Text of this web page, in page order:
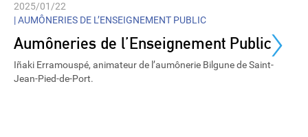
›
2025/01/22
|AUMÔNERIES DE L’ENSEIGNEMENT PUBLIC
Aumôneries de l’Enseignement Public
Iñaki Erramouspé, animateur de l’aumônerie Bilgune de Saint-
Jean-Pied-de-Port.